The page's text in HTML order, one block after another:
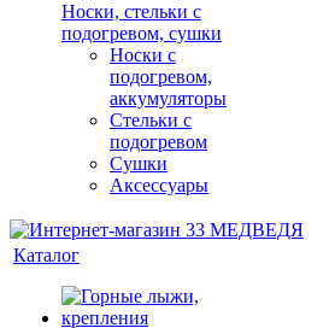
Носки, стельки с
подогревом, сушки
Носки с
подогревом,
аккумуляторы
Стельки с
подогревом
Сушки
Аксессуары
Каталог